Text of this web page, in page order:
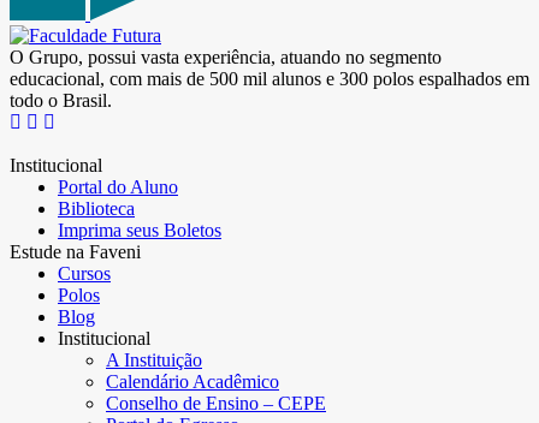
O Grupo, possui vasta experiência, atuando no segmento
educacional, com mais de 500 mil alunos e 300 polos espalhados em
todo o Brasil.
Institucional
Portal do Aluno
Biblioteca
Imprima seus Boletos
Estude na Faveni
Cursos
Polos
Blog
Institucional
A Instituição
Calendário Acadêmico
Conselho de Ensino – CEPE